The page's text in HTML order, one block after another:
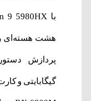
هشت هسته‌ای را